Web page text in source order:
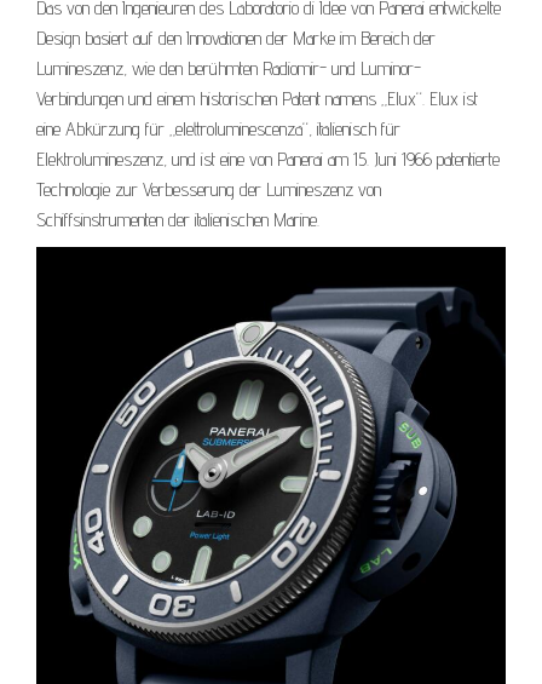
Das von den Ingenieuren des Laboratorio di Idee von Panerai entwickelte
Design basiert auf den Innovationen der Marke im Bereich der
Lumineszenz, wie den berühmten Radiomir- und Luminor-
Verbindungen und einem historischen Patent namens „Elux“. Elux ist
eine Abkürzung für „elettroluminescenza“, italienisch für
Elektrolumineszenz, und ist eine von Panerai am 15. Juni 1966 patentierte
Technologie zur Verbesserung der Lumineszenz von
Schiffsinstrumenten der italienischen Marine.